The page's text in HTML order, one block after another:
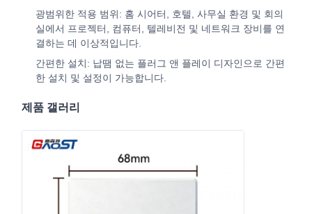
광범위한 적용 범위: 홈 시어터, 호텔, 사무실 환경 및 회의
실에서 프로젝터, 컴퓨터, 텔레비전 및 네트워크 장비를 연
결하는 데 이상적입니다.
간편한 설치: 납땜 없는 플러그 앤 플레이 디자인으로 간편
한 설치 및 설정이 가능합니다.
제품 갤러리